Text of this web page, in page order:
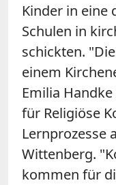
Kinder in eine
Schulen in
schickten.
einem
Emilia
für Religiöse
Lernprozesse
Wittenberg.
kommen für